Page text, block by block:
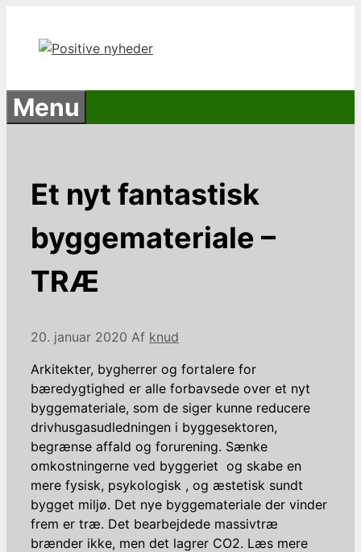
indhold
Menu
Et nyt fantastisk
byggemateriale –
TRÆ
20. januar 2020 Af knud
Arkitekter, bygherrer og fortalere for
bæredygtighed er alle forbavsede over et nyt
byggemateriale, som de siger kunne reducere
drivhusgasudledningen i byggesektoren,
begrænse affald og forurening. Sænke
omkostningerne ved byggeriet og skabe en
mere fysisk, psykologisk , og æstetisk sundt
bygget miljø. Det nye byggemateriale der vinder
frem er træ. Det bearbejdede massivtræ
brænder ikke, men det lagrer CO2. Læs mere